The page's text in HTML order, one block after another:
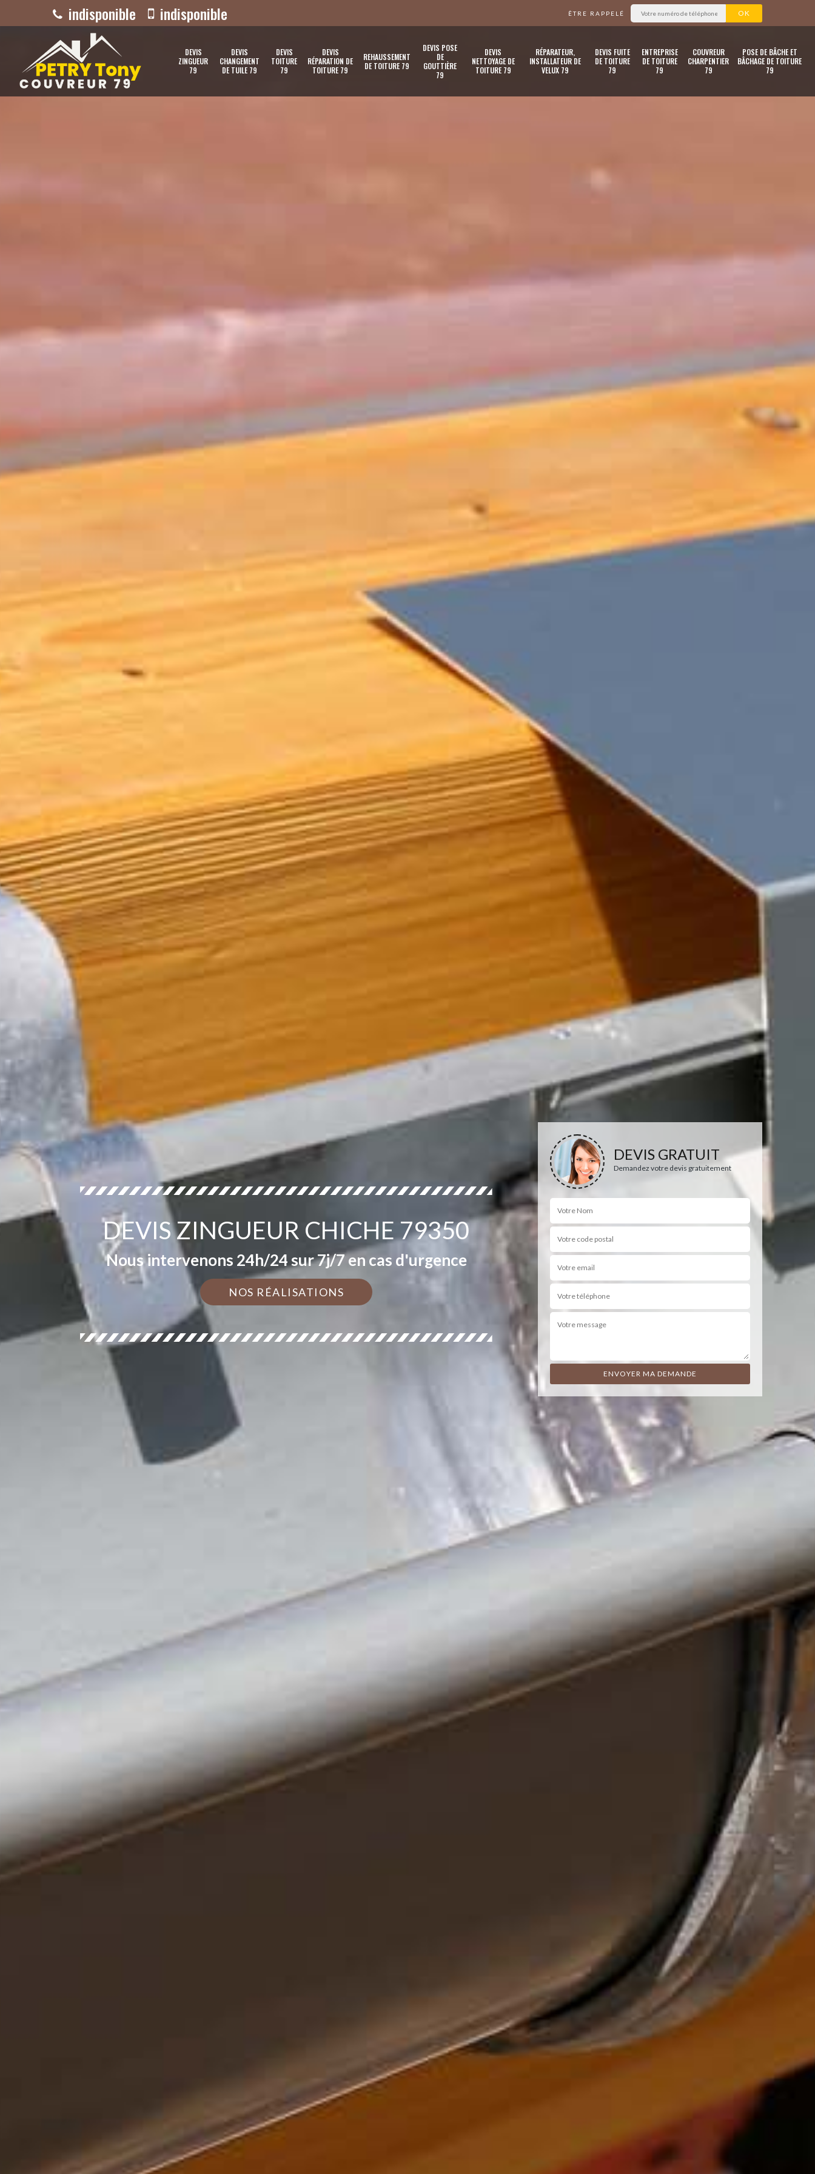
indisponible indisponible ÊTRE RAPPELÉ
DEVIS
ZINGUEUR
79
DEVIS
CHANGEMENT
DE TUILE 79
DEVIS
TOITURE
79
DEVIS
RÉPARATION DE
TOITURE 79
REHAUSSEMENT
DE TOITURE 79
DEVIS POSE
DE
GOUTTIÈRE
79
DEVIS
NETTOYAGE DE
TOITURE 79
RÉPARATEUR,
INSTALLATEUR DE
VELUX 79
DEVIS FUITE
DE TOITURE
79
ENTREPRISE
DE TOITURE
79
COUVREUR
CHARPENTIER
79
POSE DE BÂCHE ET
BÂCHAGE DE TOITURE
79
DEVIS ZINGUEUR CHICHE 79350
Nous intervenons 24h/24 sur 7j/7 en cas d'urgence
NOS RÉALISATIONS
DEVIS GRATUIT
Demandez votre devis gratuitement